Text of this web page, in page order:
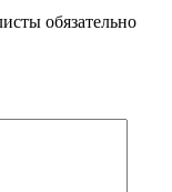
обязательно